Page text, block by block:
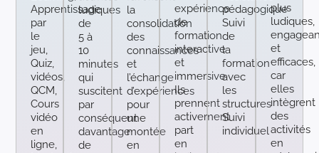
Apprentissage
par
le
jeu,
Quiz,
vidéos,
QCM,
Cours
vidéo
en
ligne,
ludiques
de
5 à
10
minutes
qui
suscitent
par
conséquent
davantage
de
la
consolidation
des
connaissances
et
l’échange
d’expériences
pour
une
montée
en
expérience
de
formation
interactive
et
immersive.
Ils
prennent
activement
part
en
pédagogique
Suivi
de
la
formation
avec
les
structures
Suivi
individuel
plus
ludiques,
et
efficaces,
car
elles
intègrent
des
activités
en